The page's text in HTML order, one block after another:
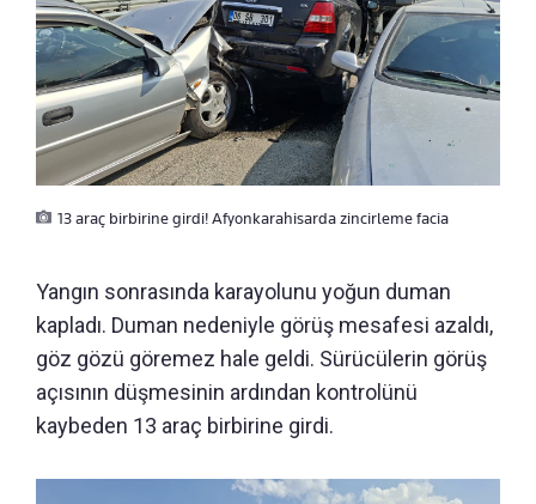
13 araç birbirine girdi! Afyonkarahisarda zincirleme facia
Yangın sonrasında karayolunu yoğun duman
kapladı. Duman nedeniyle görüş mesafesi azaldı,
göz gözü göremez hale geldi. Sürücülerin görüş
açısının düşmesinin ardından kontrolünü
kaybeden 13 araç birbirine girdi.